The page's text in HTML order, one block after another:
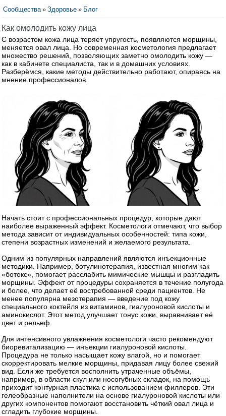
Сообщества » Здоровье » Блог
Как омолодить кожу лица
С возрастом кожа лица теряет упругость, появляются морщины,
меняется овал лица. Но современная косметология предлагает
множество решений, позволяющих заметно омолодить кожу —
как в кабинете специалиста, так и в домашних условиях.
Разберёмся, какие методы действительно работают, опираясь на
мнение профессионалов.
Начать стоит с профессиональных процедур, которые дают
наиболее выраженный эффект. Косметологи отмечают, что выбор
метода зависит от индивидуальных особенностей: типа кожи,
степени возрастных изменений и желаемого результата.
Одним из популярных направлений являются инъекционные
методики. Например, ботулинотерапия, известная многим как
«ботокс», помогает расслабить мимические мышцы и разгладить
морщины. Эффект от процедуры сохраняется в течение полугода
и более, что делает её востребованной среди пациентов. Не
менее популярна мезотерапия — введение под кожу
специального коктейля из витаминов, гиалуроновой кислоты и
аминокислот. Этот метод улучшает тонус кожи, выравнивает её
цвет и рельеф.
Для интенсивного увлажнения косметологи часто рекомендуют
биоревитализацию — инъекции гиалуроновой кислоты.
Процедура не только насыщает кожу влагой, но и помогает
скорректировать мелкие морщины, придавая лицу более свежий
вид. Если же требуется восполнить утраченные объёмы,
например, в области скул или носогубных складок, на помощь
приходит контурная пластика с использованием филлеров. Эти
гелеобразные наполнители на основе гиалуроновой кислоты или
других компонентов помогают восстановить чёткий овал лица и
сгладить глубокие морщины.